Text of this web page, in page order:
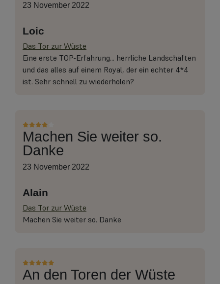
23 November 2022
Loic
Das Tor zur Wüste
Eine erste TOP-Erfahrung... herrliche Landschaften
und das alles auf einem Royal, der ein echter 4*4
ist. Sehr schnell zu wiederholen?
Machen Sie weiter so.
Danke
23 November 2022
Alain
Das Tor zur Wüste
Machen Sie weiter so. Danke
An den Toren der Wüste